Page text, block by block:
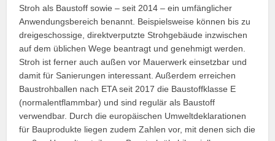
Stroh als Baustoff sowie – seit 2014 – ein umfänglicher
Anwendungsbereich benannt. Beispielsweise können bis zu
dreigeschossige, direktverputzte Strohgebäude inzwischen
auf dem üblichen Wege beantragt und genehmigt werden.
Stroh ist ferner auch außen vor Mauerwerk einsetzbar und
damit für Sanierungen interessant. Außerdem erreichen
Baustrohballen nach ETA seit 2017 die Baustoffklasse E
(normalentflammbar) und sind regulär als Baustoff
verwendbar. Durch die europäischen Umweltdeklarationen
für Bauprodukte liegen zudem Zahlen vor, mit denen sich die